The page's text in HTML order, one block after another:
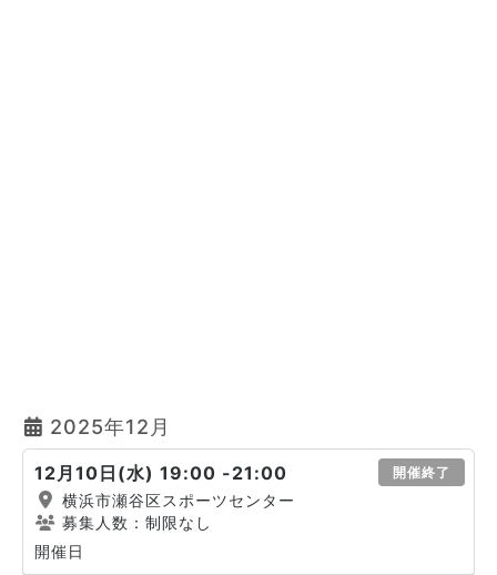
2025年12月
12月10日(水) 19:00 -21:00 開催終了
横浜市瀬谷区スポーツセンター
募集人数：制限なし
開催日